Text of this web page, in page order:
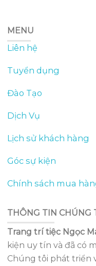
MENU
Liên hệ
Tuyển dụng
Đào Tạo
Dịch Vụ
Lịch sử khách hàng
Góc sự kiện
Chính sách mua
THÔNG TIN CHÚNG
Trang trí tiệc Ngọc
kiện uy tín và đã có
Chúng tôi phát triển